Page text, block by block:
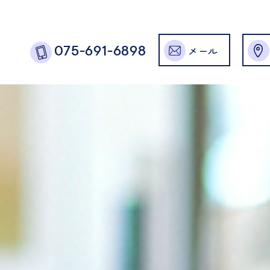
075-691-6898 メール